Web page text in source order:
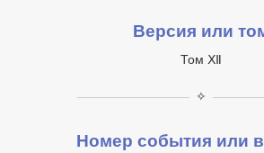
Версия или
Том Ⅻ
✧
Номер события или